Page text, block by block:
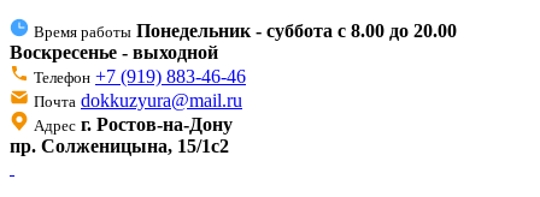
Время работы Понедельник - суббота с 8.00 до 20.00
Воскресенье - выходной
Телефон +7 (919) 883-46-46
Почта dokkuzyura@mail.ru
Адрес г. Ростов-на-Дону
пр. Солженицына, 15/1с2